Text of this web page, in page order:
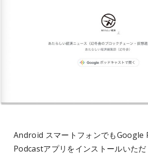
Android スマートフォンでもGoogle
Podcastアプリをインストールいた